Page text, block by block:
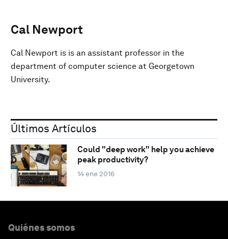
Cal Newport
Cal Newport is is an assistant professor in the
department of computer science at Georgetown
University.
Últimos Artículos
Could "deep work" help you achieve
peak productivity?
14 ene 2016
Quiénes somos